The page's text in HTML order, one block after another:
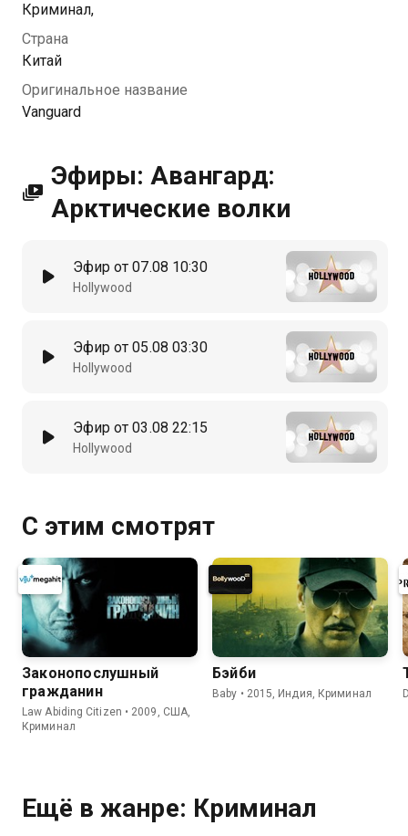
Криминал,
Страна
Китай
Оригинальное название
Vanguard
Эфиры: Авангард:
Арктические волки
Эфир от 07.08 10:30
Hollywood
Эфир от 05.08 03:30
Hollywood
Эфир от 03.08 22:15
Hollywood
С этим смотрят
Законопослушный
гражданин
Law Abiding Citizen • 2009, США,
Криминал
Бэйби
Baby • 2015, Индия, Криминал
Ещё в жанре: Криминал